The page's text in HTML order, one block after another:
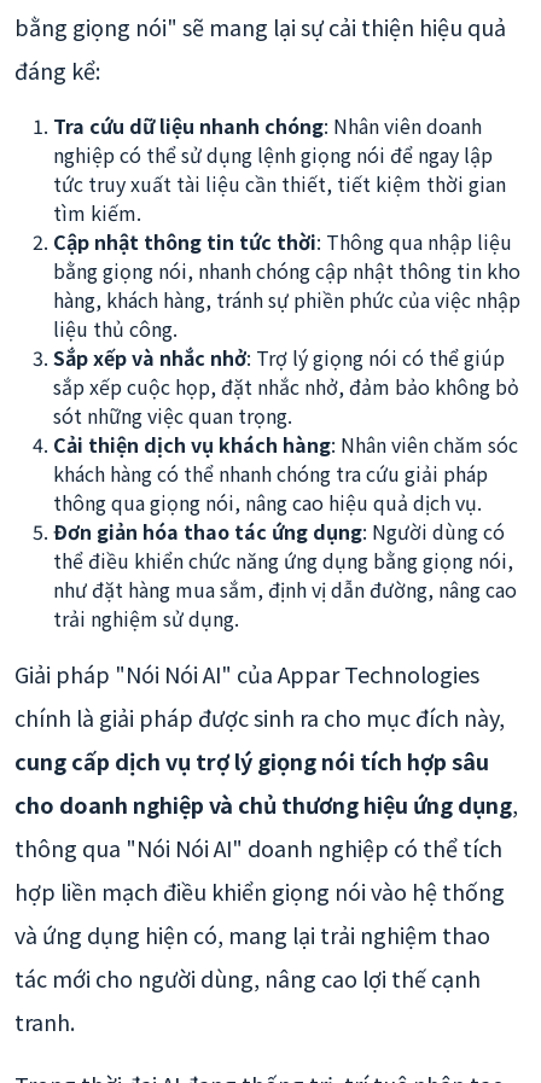
bằng giọng nói" sẽ mang lại sự cải thiện hiệu quả
đáng kể:
Tra cứu dữ liệu nhanh chóng: Nhân viên doanh
nghiệp có thể sử dụng lệnh giọng nói để ngay lập
tức truy xuất tài liệu cần thiết, tiết kiệm thời gian
tìm kiếm.
Cập nhật thông tin tức thời: Thông qua nhập liệu
bằng giọng nói, nhanh chóng cập nhật thông tin kho
hàng, khách hàng, tránh sự phiền phức của việc nhập
liệu thủ công.
Sắp xếp và nhắc nhở: Trợ lý giọng nói có thể giúp
sắp xếp cuộc họp, đặt nhắc nhở, đảm bảo không bỏ
sót những việc quan trọng.
Cải thiện dịch vụ khách hàng: Nhân viên chăm sóc
khách hàng có thể nhanh chóng tra cứu giải pháp
thông qua giọng nói, nâng cao hiệu quả dịch vụ.
Đơn giản hóa thao tác ứng dụng: Người dùng có
thể điều khiển chức năng ứng dụng bằng giọng nói,
như đặt hàng mua sắm, định vị dẫn đường, nâng cao
trải nghiệm sử dụng.
Giải pháp "Nói Nói AI" của Appar Technologies
chính là giải pháp được sinh ra cho mục đích này,
cung cấp dịch vụ trợ lý giọng nói tích hợp sâu
cho doanh nghiệp và chủ thương hiệu ứng dụng,
thông qua "Nói Nói AI" doanh nghiệp có thể tích
hợp liền mạch điều khiển giọng nói vào hệ thống
và ứng dụng hiện có, mang lại trải nghiệm thao
tác mới cho người dùng, nâng cao lợi thế cạnh
tranh.